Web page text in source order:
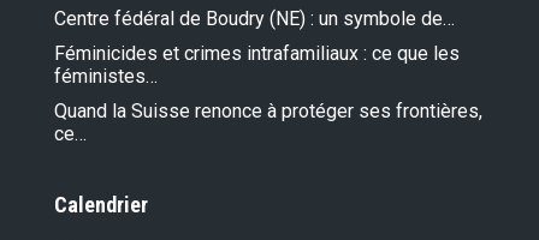
Centre fédéral de Boudry (NE) : un symbole de…
Féminicides et crimes intrafamiliaux : ce que les
féministes…
Quand la Suisse renonce à protéger ses frontières,
ce…
Calendrier